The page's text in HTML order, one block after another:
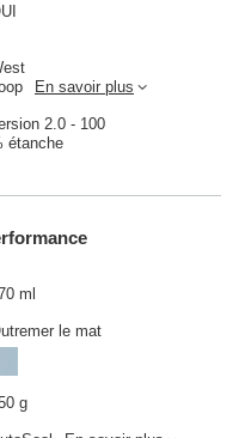
En savoir plus
2.0 - 100
étanche
ml
le mat
g